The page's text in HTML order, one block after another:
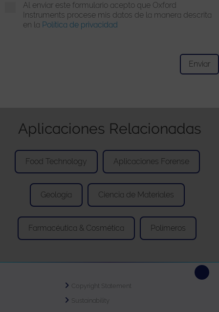
Al enviar este formulario acepto que Oxford
Instruments procese mis datos de la manera descrita
en la Política de privacidad
Aplicaciones Relacionadas
Food Technology Aplicaciones Forense
Geología Ciencia de Materiales
Farmacéutica & Cosmética Polímeros
Copyright Statement
Sustainability